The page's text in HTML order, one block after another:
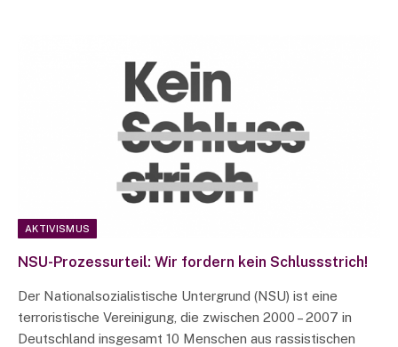
AKTIVISMUS
NSU-Prozessurteil: Wir fordern kein Schlussstrich!
Der Nationalsozialistische Untergrund (NSU) ist eine
terroristische Vereinigung, die zwischen 2000 – 2007 in
Deutschland insgesamt 10 Menschen aus rassistischen